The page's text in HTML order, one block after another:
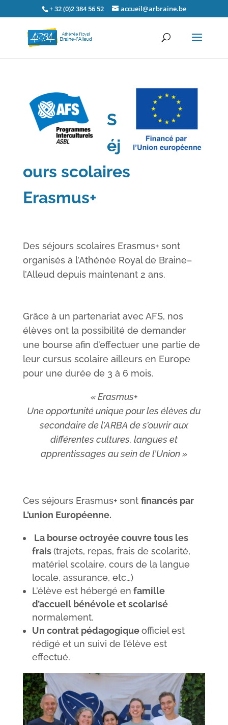
+ 32 (0)2 384 56 52 accueil@arbraine.be
S
éj
ours scolaires
Erasmus+
Des séjours scolaires Erasmus+ sont
organisés à l’Athénée Royal de Braine–
l’Alleud depuis maintenant 2 ans.
Grâce à un partenariatavec AFS, nos
élèves ont la possibilité de demander
une bourse afin d’effectuer une partie de
leur cursus scolaire ailleurs en Europe
pour une durée de 3 à 6 mois.
« Erasmus+
Une opportunité unique pour les élèves du
secondaire de l’ARBA de s’ouvrir aux
différentes cultures, langues et
apprentissages au sein de l’Union »
Ces séjours Erasmus+ sont financés par
L’union Européenne.
La bourse octroyée couvre tous les
frais(trajets, repas, frais de scolarité,
matériel scolaire, cours de la langue
locale, assurance, etc…)
L’élève est hébergé en famille
d’accueil bénévole et scolarisé
normalement.
Un contrat pédagogiqueofficiel est
rédigé et un suivi de l’élève est
effectué.